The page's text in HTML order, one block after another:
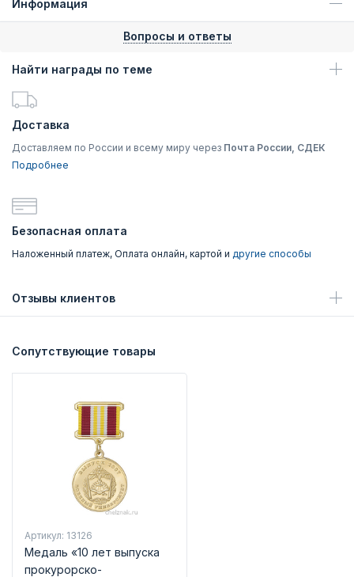
Информация
Вопросы и ответы
Найти награды по теме
Доставка
Доставляем по России и всему миру через Почта России, СДЕК
Подробнее
Безопасная оплата
Наложенный платеж, Оплата онлайн, картой и другие способы
Отзывы клиентов
Сопутствующие товары
Артикул: 13126
Медаль «10 лет выпуска
прокурорско-